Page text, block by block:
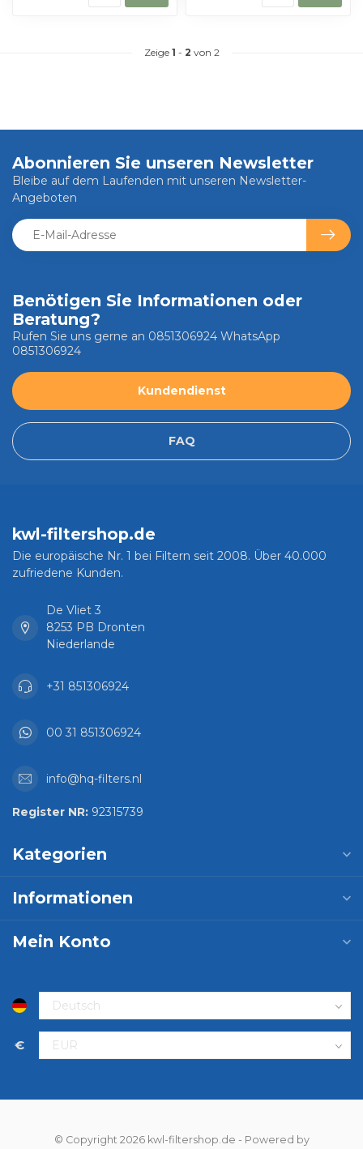
Zeige 1 - 2 von 2
Benötigen Sie Informationen oder
Beratung?
Rufen Sie uns gerne an 0851306924 WhatsApp
0851306924
Kundendienst
FAQ
Abonnieren Sie unseren Newsletter
Bleibe auf dem Laufenden mit unseren Newsletter-
Angeboten
kwl-filtershop.de
Die europäische Nr. 1 bei Filtern seit 2008. Über 40.000
zufriedene Kunden.
De Vliet 3
8253 PB Dronten
Niederlande
+31 851306924
00 31 851306924
info@hq-filters.nl
Register NR: 92315739
Kategorien
Informationen
Mein Konto
€
© Copyright 2026 kwl-filtershop.de - Powered by